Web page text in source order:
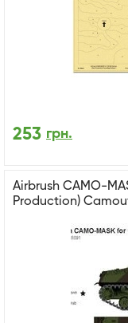
253 грн.
Airbrush CAMO-
Production)